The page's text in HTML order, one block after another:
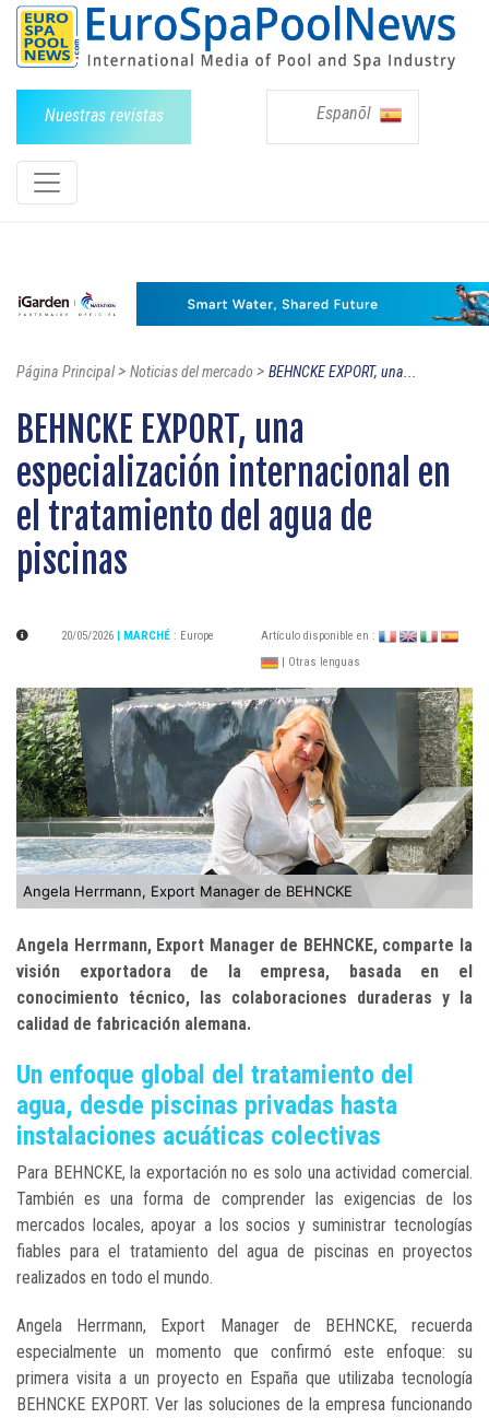
Nuestras revistas Espanõl
Página Principal> Noticias del mercado > BEHNCKE EXPORT, una...
BEHNCKE EXPORT, una
especialización internacional en
el tratamiento del agua de
piscinas
20/05/2026 | MARCHÉ : Europe
Artículo disponible en :
| Otras lenguas
Angela Herrmann, Export Manager de BEHNCKE
Angela Herrmann, Export Manager de BEHNCKE, comparte la
visión exportadora de la empresa, basada en el
conocimiento técnico, las colaboraciones duraderas y la
calidad de fabricación alemana.
Un enfoque global del tratamiento del
agua, desde piscinas privadas hasta
instalaciones acuáticas colectivas
Para BEHNCKE, la exportación no es solo una actividad comercial.
También es una forma de comprender las exigencias de los
mercados locales, apoyar a los socios y suministrar tecnologías
fiables para el tratamiento del agua de piscinas en proyectos
realizados en todo el mundo.
Angela Herrmann, Export Manager de BEHNCKE, recuerda
especialmente un momento que confirmó este enfoque: su
primera visita a un proyecto en España que utilizaba tecnología
BEHNCKE EXPORT. Ver las soluciones de la empresa funcionando